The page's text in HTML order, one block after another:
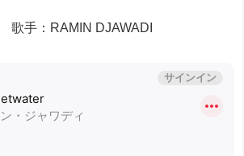
手：RAMIN DJAWADI